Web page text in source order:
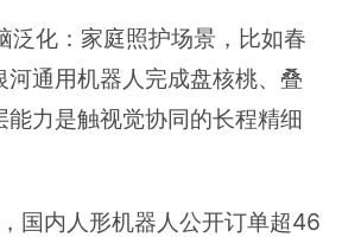
泛化：家庭照护场景，比如春
河通用机器人完成盘核桃、叠
能力是触视觉协同的长程精细
国内人形机器人公开订单超46